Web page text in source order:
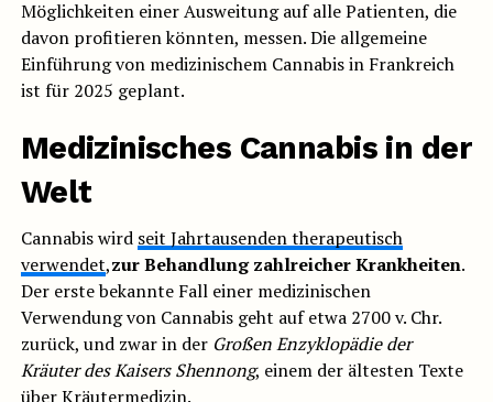
Möglichkeiten einer Ausweitung auf alle Patienten, die
davon profitieren könnten, messen. Die allgemeine
Einführung von medizinischem Cannabis in Frankreich
ist für 2025 geplant.
Medizinisches Cannabis in der
Welt
Cannabis wird seit Jahrtausenden therapeutisch
verwendet,zur Behandlung zahlreicher Krankheiten.
Der erste bekannte Fall einer medizinischen
Verwendung von Cannabis geht auf etwa 2700 v. Chr.
zurück, und zwar in derGroßen Enzyklopädie der
Kräuter des Kaisers Shennong, einem der ältesten Texte
über Kräutermedizin.